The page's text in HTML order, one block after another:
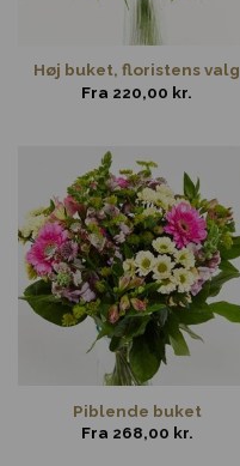
Høj buket, floristens valg
Fra 220,00 kr.
Piblende buket
Fra 268,00 kr.